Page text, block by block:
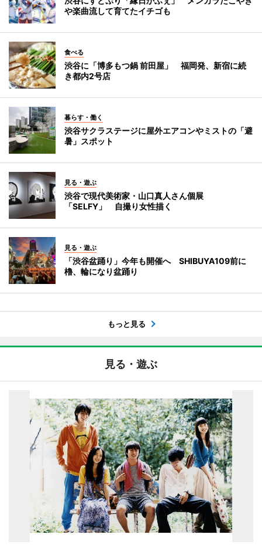
や楽曲流して育てたイチゴも
食べる
渋谷に「博多もつ鍋 前田屋」 福岡発、新宿に続
き都内2号店
暮らす・働く
渋谷サクラステージに屋外エアコンやミストの「避
暑」スポット
見る・遊ぶ
渋谷で現代美術家・山口真人さん個展
「SELFY」 自撮り女性描く
見る・遊ぶ
「渋谷盆踊り」今年も開催へ SHIBUYA109前に
櫓、輪になり盆踊り
もっと見る
見る・遊ぶ